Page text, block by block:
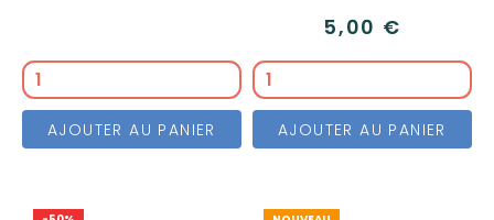
AJOUTER AU PANIER
5,00 €
Enfant
sage
Petit
mec
Beau
gosse
Charmeur
Rebelle
Cool
AJOUTER AU PANIER